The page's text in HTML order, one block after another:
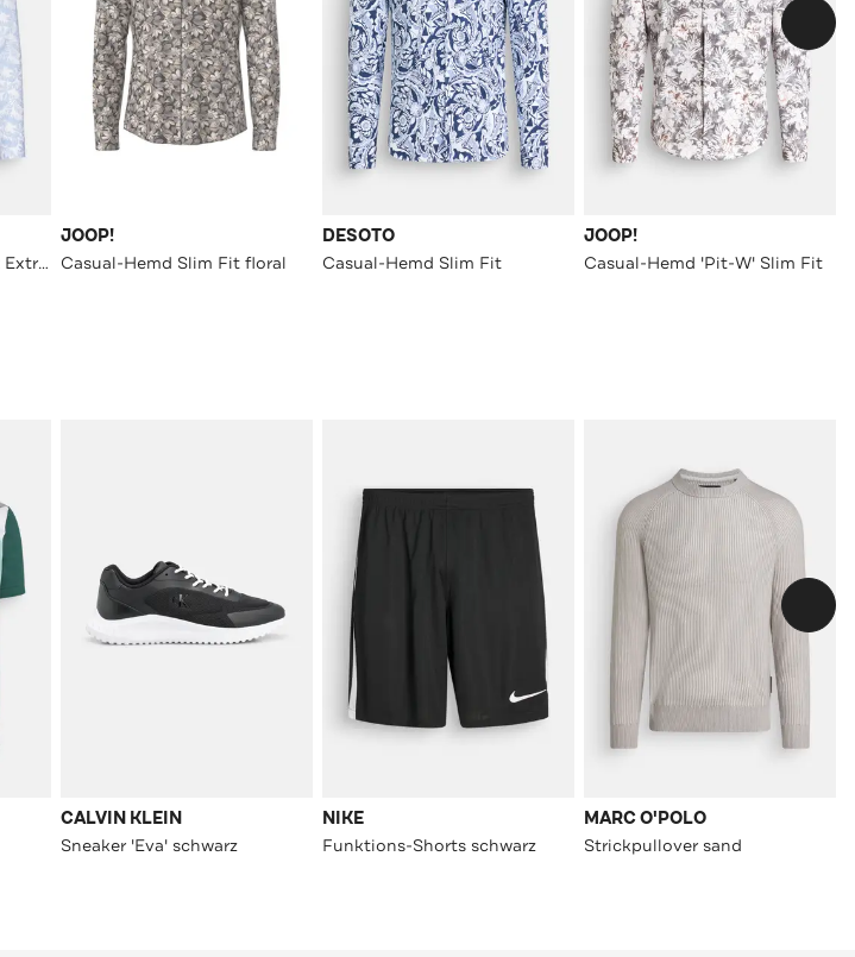
Casual-Hemd gemustert Extra Slim Fit
JOOP!
Casual-Hemd Slim Fit floral
DESOTO
Casual-Hemd Slim Fit
JOOP!
Casual-Hemd 'Pit-W' Slim Fit
CALVIN KLEIN
Sneaker 'Eva' schwarz
NIKE
Funktions-Shorts schwarz
MARC O'POLO
Strickpullover sand